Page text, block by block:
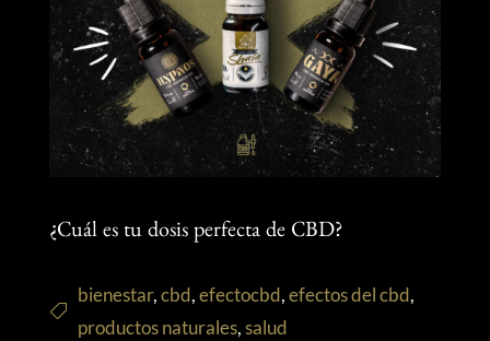
¿Cuál es tu dosis perfecta de CBD?
bienestar,cbd,efectocbd,efectos del cbd,
productos naturales,salud